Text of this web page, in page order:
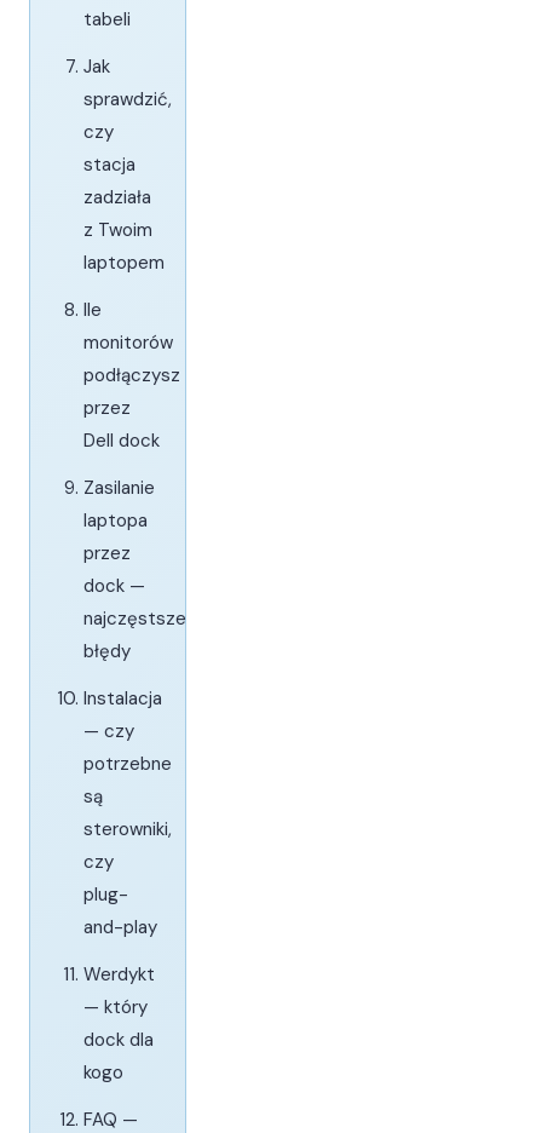
tabeli
Jak
sprawdzić,
czy
stacja
zadziała
z Twoim
laptopem
Ile
monitorów
podłączysz
przez
Dell dock
Zasilanie
laptopa
przez
dock —
najczęstsze
błędy
Instalacja
— czy
potrzebne
są
sterowniki,
czy
plug-
and-play
Werdykt
— który
dock dla
kogo
FAQ —